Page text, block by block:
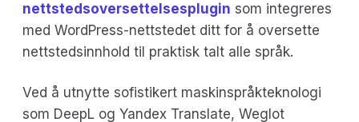
nettstedsoversettelsesplugin som integreres
med WordPress-nettstedet ditt for å oversette
nettstedsinnhold til praktisk talt alle språk.
Ved å utnytte sofistikert maskinspråkteknologi
som DeepL og Yandex Translate, Weglot